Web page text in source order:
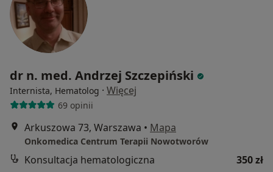
dr n. med. Andrzej Szczepiński
Internista, Hematolog · Więcej
69 opinii
Arkuszowa 73, Warszawa • Mapa
Onkomedica Centrum Terapii Nowotworów
Konsultacja hematologiczna
350 zł